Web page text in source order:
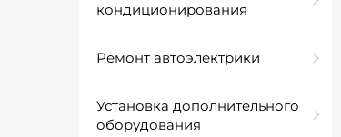
кондиционирования
Ремонт автоэлектрики
Установка дополнительного
оборудования